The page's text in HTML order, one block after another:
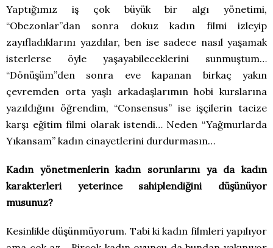
Yaptığımız iş çok büyük bir algı yönetimi,
“Obezonlar”dan sonra dokuz kadın filmi izleyip
zayıfladıklarını yazdılar, ben ise sadece nasıl yaşamak
isterlerse öyle yaşayabileceklerini sunmuştum…
“Dönüşüm”den sonra eve kapanan birkaç yakın
çevremden orta yaşlı arkadaşlarımın hobi kurslarına
yazıldığını öğrendim, “Consensus” ise işçilerin tacize
karşı eğitim filmi olarak istendi… Neden “Yağmurlarda
Yıkansam” kadın cinayetlerini durdurmasın…
Kadın yönetmenlerin kadın sorunlarını ya da kadın
karakterleri yeterince sahiplendiğini düşünüyor
musunuz?
Kesinlikle düşünmüyorum. Tabi ki kadın filmleri yapılıyor